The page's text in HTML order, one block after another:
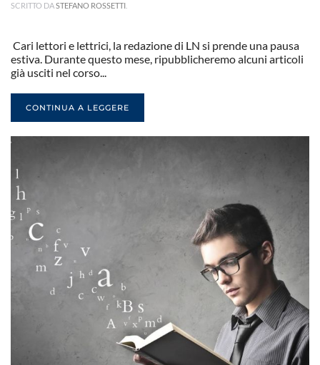
SCRITTO DASTEFANO ROSSETTI
Cari lettori e lettrici, la redazione di LN si prende una pausa
estiva. Durante questo mese, ripubblicheremo alcuni articoli
già usciti nel corso...
CONTINUA A LEGGERE